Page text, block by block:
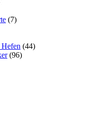
(7)
Hefen (44)
(96)